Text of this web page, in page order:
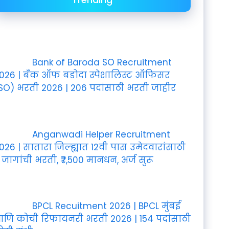
Bank of Baroda SO Recruitment
| बँक ऑफ बडोदा स्पेशालिस्ट ऑफिसर
भरती 2026 | 206 पदांसाठी भरती जाहीर
Anganwadi Helper Recruitment
| सातारा जिल्ह्यात 12वी पास उमेदवारांसाठी
जागांची भरती, ₹7,500 मानधन, अर्ज सुरू
BPCL Recuitment 2026 | BPCL मुंबई
कोची रिफायनरी भरती 2026 | 154 पदांसाठी